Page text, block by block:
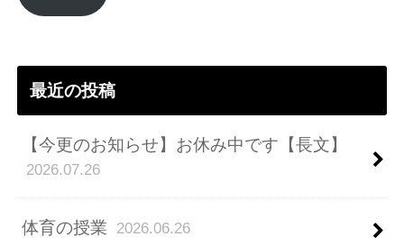
ド
最近の投稿
【今更のお知らせ】お休み中です【長文】
2026.07.26
体育の授業 2026.06.26